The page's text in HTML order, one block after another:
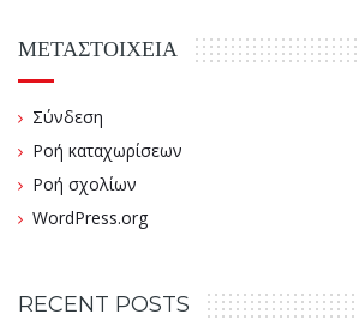
ΜΕΤΑΣΤΟΙΧΕΊΑ
Σύνδεση
Ροή καταχωρίσεων
Ροή σχολίων
WordPress.org
RECENT POSTS